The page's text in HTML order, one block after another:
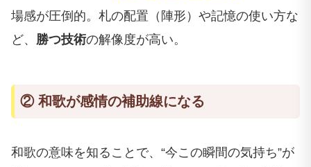
場感が圧倒的。札の配置（陣形）や記憶の使い方な
ど、 勝つ技術の解像度が高い。
② 和歌が感情の補助線になる
和歌の意味を知ることで、“今この瞬間の気持ち”が